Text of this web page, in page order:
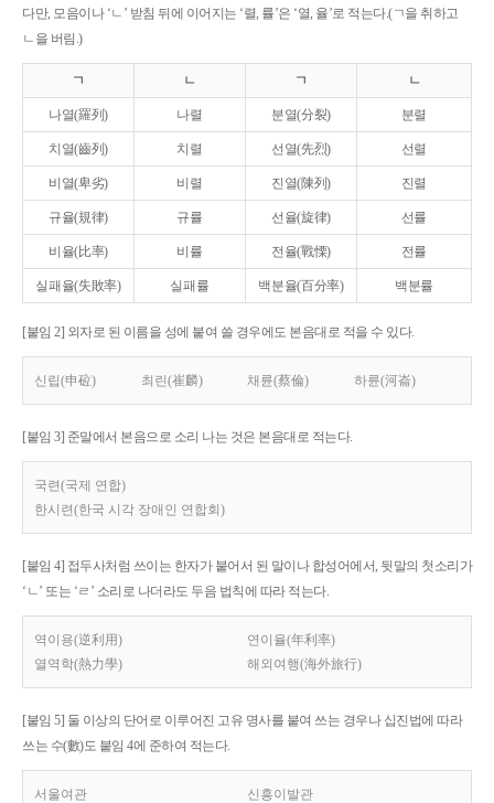
다만, 모음이나 ‘ㄴ’ 받침 뒤에 이어지는 ‘렬, 률’은 ‘열, 율’로 적는다.(ㄱ을 취하고
ㄴ을 버림.)
ㄱ ㄴ ㄱ ㄴ
나열(羅列) 나렬 분열(分裂) 분렬
치열(齒列) 치렬 선열(先烈) 선렬
비열(卑劣) 비렬 진열(陳列) 진렬
규율(規律) 규률 선율(旋律) 선률
비율(比率) 비률 전율(戰慄) 전률
실패율(失敗率) 실패률 백분율(百分率) 백분률
[붙임 2] 외자로 된 이름을 성에 붙여 쓸 경우에도 본음대로 적을 수 있다.
신립(申砬) 최린(崔麟) 채륜(蔡倫) 하륜(河崙)
[붙임 3] 준말에서 본음으로 소리 나는 것은 본음대로 적는다.
국련(국제 연합)
한시련(한국 시각 장애인 연합회)
[붙임 4] 접두사처럼 쓰이는 한자가 붙어서 된 말이나 합성어에서, 뒷말의 첫소리가
‘ㄴ’ 또는 ‘ㄹ’ 소리로 나더라도 두음 법칙에 따라 적는다.
역이용(逆利用)
연이율(年利率)
열역학(熱力學)
해외여행(海外旅行)
[붙임 5] 둘 이상의 단어로 이루어진 고유 명사를 붙여 쓰는 경우나 십진법에 따라
쓰는 수(數)도 붙임 4에 준하여 적는다.
서울여관 신흥이발관